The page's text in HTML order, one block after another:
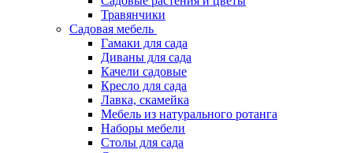
Травянчики
Садовая мебель
Гамаки для сада
Диваны для сада
Качели садовые
Кресло для сада
Лавка, скамейка
Мебель из натурального ротанга
Наборы мебели
Столы для сада